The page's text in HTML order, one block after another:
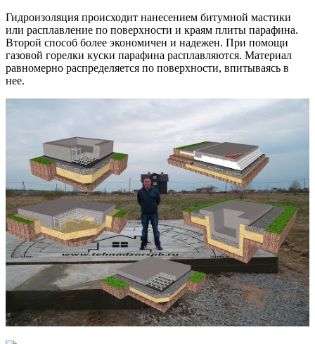
Гидроизоляция происходит нанесением битумной мастики
или расплавление по поверхности и краям плиты парафина.
Второй способ более экономичен и надежен. При помощи
газовой горелки куски парафина расплавляются. Материал
равномерно распределяется по поверхности, впитываясь в
нее.